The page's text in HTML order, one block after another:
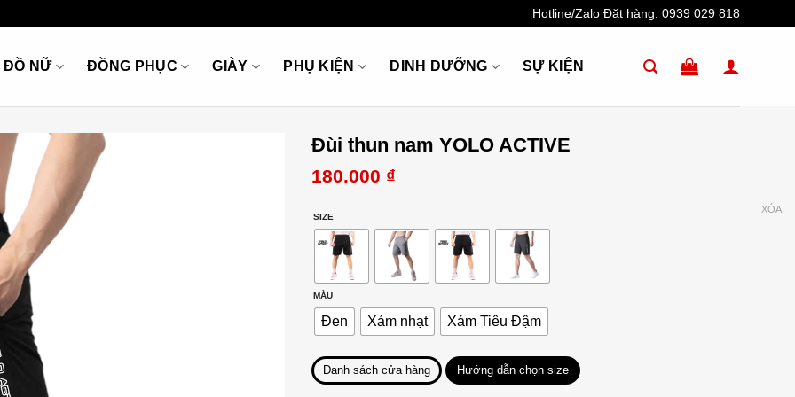
Hotline/Zalo Đặt hàng: 0939 029 818
ĐỒ NỮ ĐỒNG PHỤC GIÀY PHỤ KIỆN DINH DƯỠNG SỰ KIỆN
Đùi thun nam YOLO ACTIVE
180.000 ₫
SIZE
MÀU
Đen Xám nhạt Xám Tiêu Đậm
XÓA
Danh sách cửa hàng Hướng dẫn chọn size